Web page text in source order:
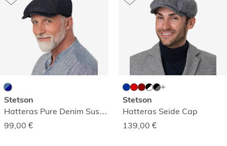
Stetson
Hatteras Pure Denim Sustainable Mütze
99,00 €
Stetson
Hatteras Seide Cap
139,00 €